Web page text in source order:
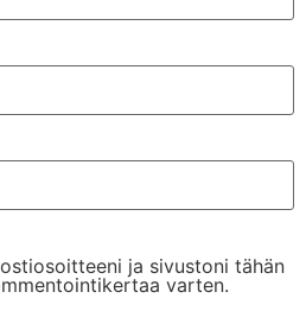
ja sivustoni tähän
varten.